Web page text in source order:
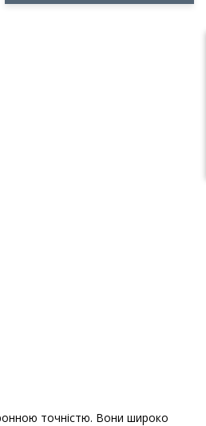
точністю. Вони широко